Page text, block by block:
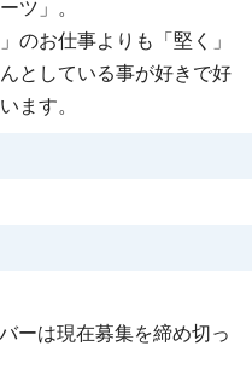
ツ」。
のお仕事よりも「堅く」
としている事が好きで好
ます。
ーは現在募集を締め切っ